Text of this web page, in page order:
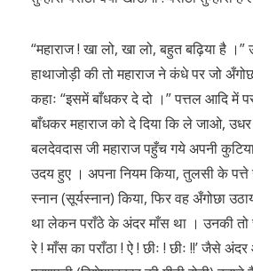
“महाराज ! खा लो, खा लो, बहुत बढ़िया है
हाथाजोड़ी की तो महाराज ने कंधे पर जो
कहाः “इसमें बाँधकर दे दो ।” पत्तल आदि में
बाँधकर महाराज को दे दिया कि ले जाओ,
बलदेवदास जी महाराज पहुँच गये अपनी
उदय हुए । अपना नियम किया, तुलसी के पत्ते
स्नान (सूर्यस्नान) किया, फिर वह अँगोछा
था लेकन पराँठे के अंदर माँस था । उनकी तो
रे ! माँस का पराँठा ! ऐ ! छीः ! छीः !!’ जैसे